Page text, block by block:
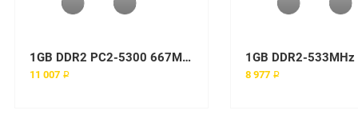
1GB DDR2 PC2-5300 667MHZ 240PIN ECC FB-DIMM
11 007 ₽ 8 977 ₽